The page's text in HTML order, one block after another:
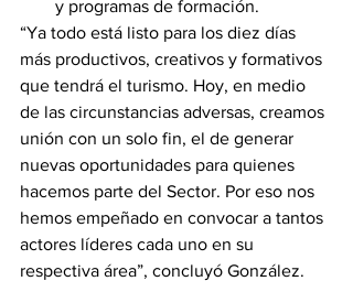
y programas de formación.
“Ya todo está listo para los diez días
más productivos, creativos y formativos
que tendrá el turismo. Hoy, en medio
de las circunstancias adversas, creamos
unión con un solo fin, el de generar
nuevas oportunidades para quienes
hacemos parte del Sector. Por eso nos
hemos empeñado en convocar a tantos
actores líderes cada uno en su
respectiva área”, concluyó González.